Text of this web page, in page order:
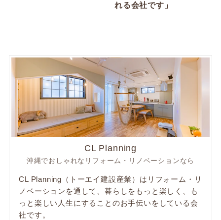
れる会社です」
CL Planning
沖縄でおしゃれなリフォーム・リノベーションなら
CL Planning（トーエイ建設産業）はリフォーム・リ
ノベーションを通して、暮らしをもっと楽しく、も
っと楽しい人生にすることのお手伝いをしている会
社です。